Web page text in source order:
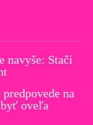
navyše: Stačí
na
oveľa